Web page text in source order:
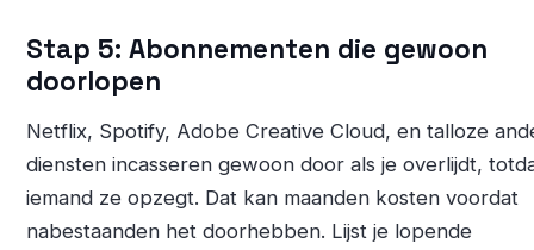
Stap 5: Abonnementen die gewoon
doorlopen
Netflix, Spotify, Adobe Creative Cloud, en talloze
diensten incasseren gewoon door als je overlijdt,
iemand ze opzegt. Dat kan maanden kosten voordat
nabestaanden het doorhebben. Lijst je lopende